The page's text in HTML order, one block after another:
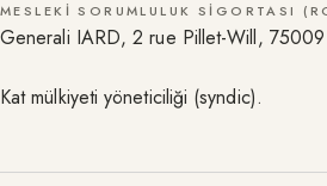
MESLEKI SORUMLULUK SIGORTASI
Generali IARD, 2 rue Pillet-Will,
Kat mülkiyeti yöneticiliği (syndic).